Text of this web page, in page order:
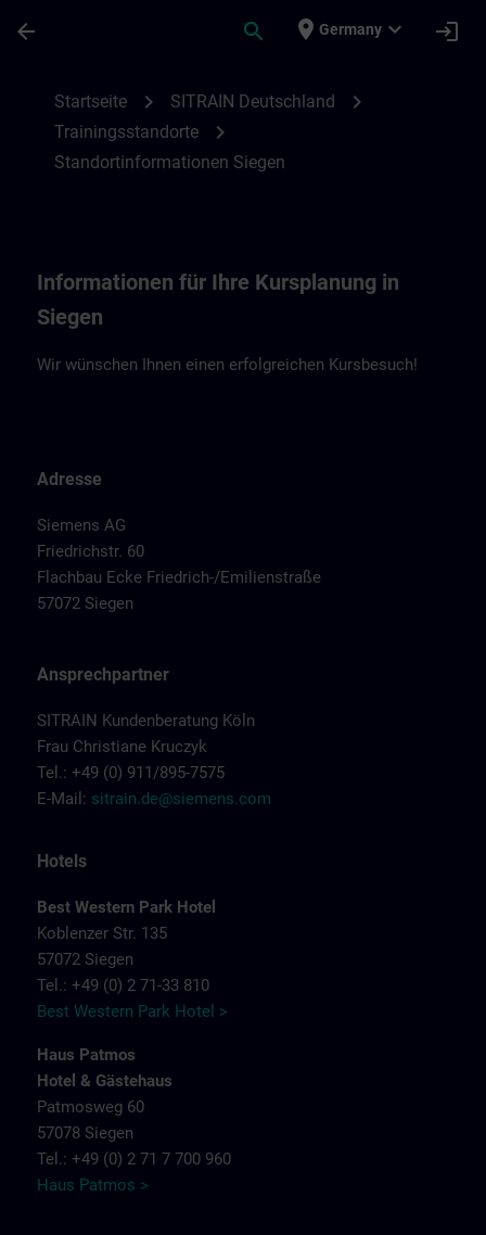
arrow_back search place Germany expand_more login
Startseite chevron_right SITRAIN Deutschland chevron_right
Trainingsstandorte chevron_right
Standortinformationen Siegen
Informationen für Ihre Kursplanung in
Siegen
Wir wünschen Ihnen einen erfolgreichen Kursbesuch!
Adresse
Siemens AG
Friedrichstr. 60
Flachbau Ecke Friedrich-/Emilienstraße
57072 Siegen
Ansprechpartner
SITRAIN Kundenberatung Köln
Frau Christiane Kruczyk
Tel.: +49 (0) 911/895-7575
E-Mail: sitrain.de@siemens.com
Hotels
Best Western Park Hotel
Koblenzer Str. 135
57072 Siegen
Tel.: +49 (0) 2 71-33 810
Best Western Park Hotel >
Haus Patmos
Hotel & Gästehaus
Patmosweg 60
57078 Siegen
Tel.: +49 (0) 2 71 7 700 960
Haus Patmos >